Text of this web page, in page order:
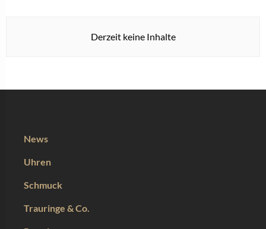
Derzeit keine Inhalte
News
Uhren
Schmuck
Trauringe & Co.